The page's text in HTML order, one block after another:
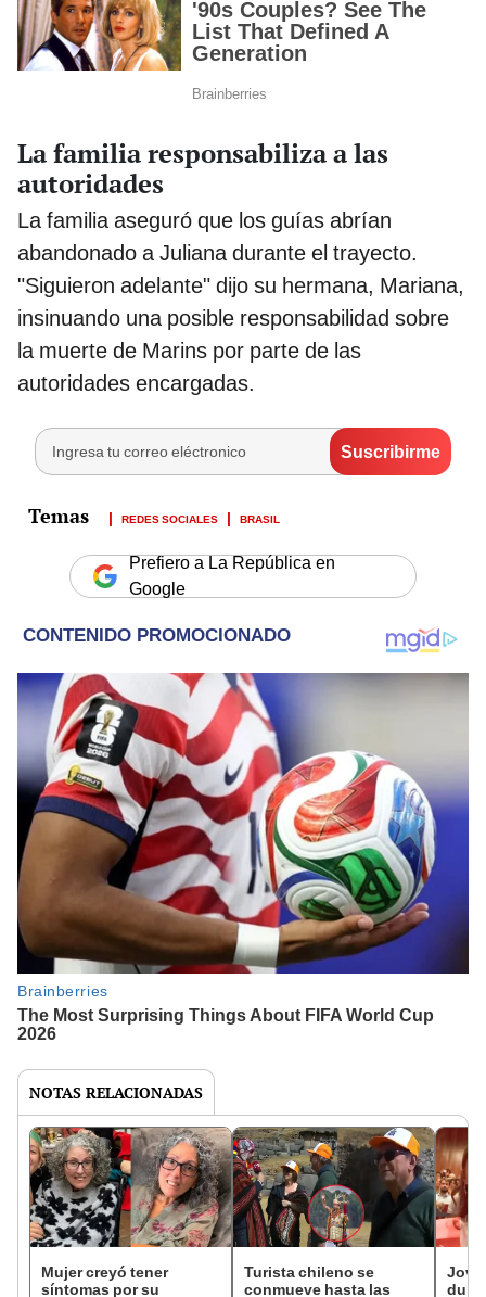
La familia responsabiliza a las
autoridades
La familia aseguró que los guías abrían
abandonado a Juliana durante el trayecto.
"Siguieron adelante" dijo su hermana, Mariana,
insinuando una posible responsabilidad sobre
la muerte de Marins por parte de las
autoridades encargadas.
REDES SOCIALES BRASIL
Prefiero a La República en
Google
NOTAS RELACIONADAS
Mujer creyó tener
síntomas por su
Turista chileno se
conmueve hasta las